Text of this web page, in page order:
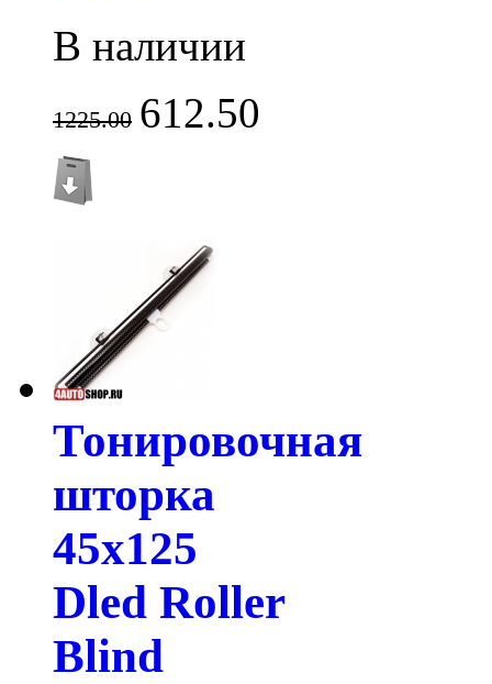
В наличии
1225.00 612.50
Тонировочная
шторка
45х125
Dled Roller
Blind